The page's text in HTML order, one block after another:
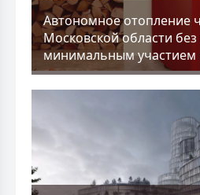
Aвтономное отопление
Московской области без
минимальным участием